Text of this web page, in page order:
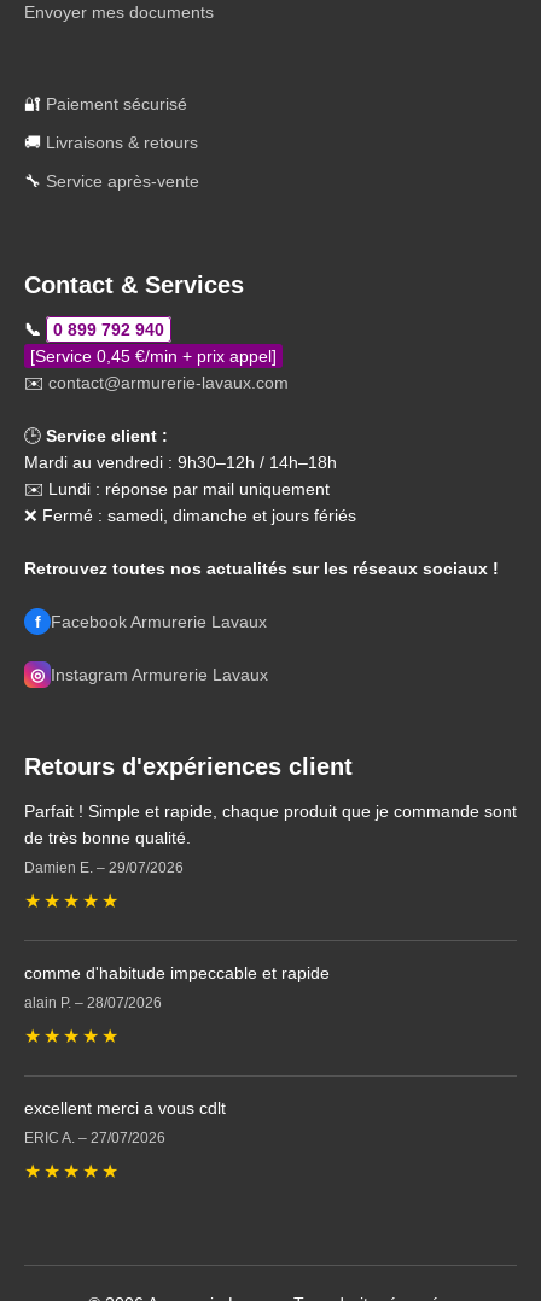
Envoyer mes documents
🔐 Paiement sécurisé
🚚 Livraisons & retours
🔧 Service après-vente
Contact & Services
📞
0 899 792 940
[Service 0,45 €/min + prix appel]
✉️ contact@armurerie-lavaux.com
🕒 Service client :
Mardi au vendredi : 9h30–12h / 14h–18h
✉️ Lundi : réponse par mail uniquement
❌ Fermé : samedi, dimanche et jours fériés
Retrouvez toutes nos actualités sur les réseaux sociaux !
f Facebook Armurerie Lavaux
◎ Instagram Armurerie Lavaux
Retours d'expériences client
Parfait ! Simple et rapide, chaque produit que je commande sont
de très bonne qualité.
Damien E. – 29/07/2026
★ ★ ★ ★ ★
comme d'habitude impeccable et rapide
alain P. – 28/07/2026
★ ★ ★ ★ ★
excellent merci a vous cdlt
ERIC A. – 27/07/2026
★ ★ ★ ★ ★